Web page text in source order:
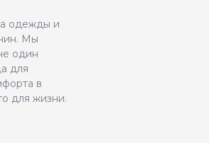
одежды и
Мы
один
для
в
для жизни.